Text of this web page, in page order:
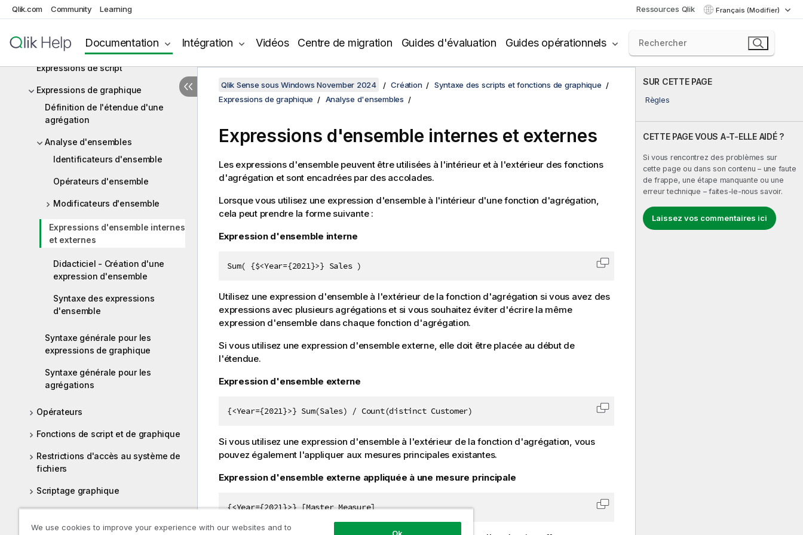
Qlik.com Community Learning Ressources Qlik Français (Modifier)
Documentation Intégration Vidéos Centre de migration Guides d'évaluation Guides opérationnels
Instructions de script et mots-clés
l'éditeur de chargement de données
Expressions de script
Expressions de graphique
Définition de l'étendue d'une
agrégation
Analyse d'ensembles
Identificateurs d'ensemble
Opérateurs d'ensemble
Modificateurs d'ensemble
Expressions d'ensemble internes
et externes
Didacticiel - Création d'une
expression d'ensemble
Syntaxe des expressions
d'ensemble
Syntaxe générale pour les
expressions de graphique
Syntaxe générale pour les
agrégations
Opérateurs
Fonctions de script et de graphique
Restrictions d'accès au système de
fichiers
Scriptage graphique
Fonctions et instructions QlikView
non prises en charge dans Qlik
SUR CETTE PAGE
Règles
CETTE PAGE VOUS A-T-ELLE AIDÉ ?
Si vous rencontrez des problèmes sur
cette page ou dans son contenu – une faute
de frappe, une étape manquante ou une
erreur technique – faites-le-nous savoir.
Laissez vos commentaires ici
Qlik Sense sous Windows November 2024 Création
Syntaxe des scripts et fonctions de graphique
Expressions de graphique
Analyse d'ensembles
Expressions d'ensemble internes et externes
Les expressions d'ensemble peuvent être utilisées à l'intérieur et à l'extérieur des fonctions
d'agrégation et sont encadrées par des accolades.
Lorsque vous utilisez une expression d'ensemble à l'intérieur d'une fonction d'agrégation,
cela peut prendre la forme suivante :
Expression d'ensemble interne
Sum( {$<Year={2021}>} Sales ) Copier le code dans le Presse-papiers
Utilisez une expression d'ensemble à l'extérieur de la fonction d'agrégation si vous avez des
expressions avec plusieurs agrégations et si vous souhaitez éviter d'écrire la même
expression d'ensemble dans chaque fonction d'agrégation.
Si vous utilisez une expression d'ensemble externe, elle doit être placée au début de
l'étendue.
Expression d'ensemble externe
{<Year={2021}>} Sum(Sales) / Count(distinct Customer) Copier le code dans le Presse-papiers
Si vous utilisez une expression d'ensemble à l'extérieur de la fonction d'agrégation, vous
pouvez également l'appliquer aux mesures principales existantes.
Expression d'ensemble externe appliquée à une mesure principale
{<Year={2021}>} [Master Measure] Copier le code dans le Presse-papiers
We use cookies to improve your experience with our websites and to